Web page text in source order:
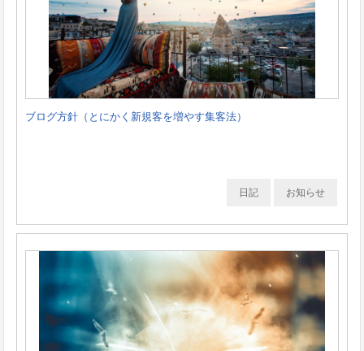
ブログ方針（とにかく新規客を増やす集客法）
お知らせ
日記